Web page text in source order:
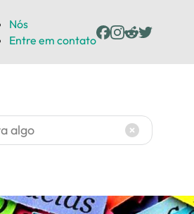
Nós
Entre em contato